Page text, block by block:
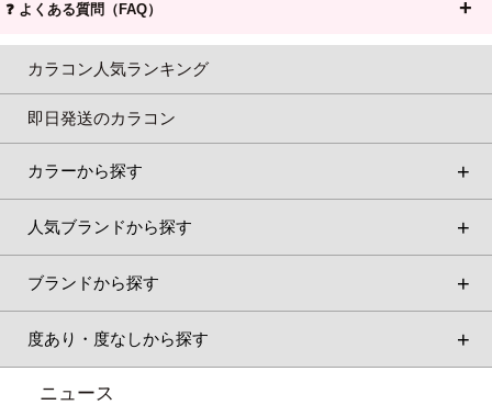
❓ よくある質問（FAQ）
カラコン人気ランキング
即日発送のカラコン
カラーから探す
人気ブランドから探す
ブランドから探す
度あり・度なしから探す
ニュース